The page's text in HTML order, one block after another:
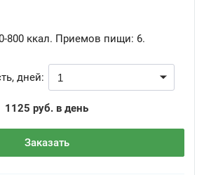
800 ккал. Приемов пищи: 6.
дней:
1125 руб. в день
Заказать